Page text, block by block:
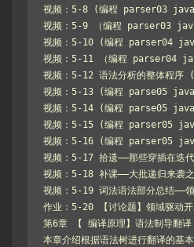
视频：5-8 (编程 parser03
视频：5-9 （编程 parser03
视频：5-10 (编程 parser04
视频：5-11 （编程 parser04
视频：5-12 语法分析的整体程序
视频：5-13 (编程 parse05
视频：5-14 (编程 parse05
视频：5-15 (编程 parser05
视频：5-16 (编程 parser05
视频：5-17 拾遗——那些穿插在迭
视频：5-18 补课——大批递归来袭
视频：5-19 词法语法部分总结——
作业：5-20 【讨论题】领域驱动开
第6章 【 编译原理】语法制导翻
本章介绍根据语法树进行翻译的基